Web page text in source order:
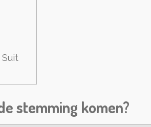
stemming komen?